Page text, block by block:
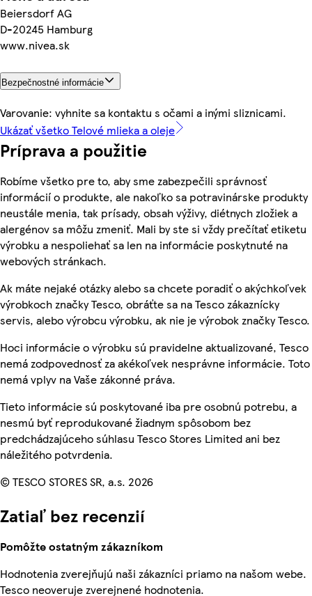
Beiersdorf AG
D-20245 Hamburg
www.nivea.sk
Bezpečnostné informácie
Varovanie: vyhnite sa kontaktu s očami a inými sliznicami.
Ukázať všetko Telové mlieka a oleje
Príprava a použitie
Robíme všetko pre to, aby sme zabezpečili správnosť
informácií o produkte, ale nakoľko sa potravinárske produkty
neustále menia, tak prísady, obsah výživy, diétnych zložiek a
alergénov sa môžu zmeniť. Mali by ste si vždy prečítať etiketu
výrobku a nespoliehať sa len na informácie poskytnuté na
webových stránkach.
Ak máte nejaké otázky alebo sa chcete poradiť o akýchkoľvek
výrobkoch značky Tesco, obráťte sa na Tesco zákaznícky
servis, alebo výrobcu výrobku, ak nie je výrobok značky Tesco.
Hoci informácie o výrobku sú pravidelne aktualizované, Tesco
nemá zodpovednosť za akékoľvek nesprávne informácie. Toto
nemá vplyv na Vaše zákonné práva.
Tieto informácie sú poskytované iba pre osobnú potrebu, a
nesmú byť reprodukované žiadnym spôsobom bez
predchádzajúceho súhlasu Tesco Stores Limited ani bez
náležitého potvrdenia.
© TESCO STORES SR, a.s. 2026
Zatiaľ bez recenzií
Pomôžte ostatným zákazníkom
Hodnotenia zverejňujú naši zákazníci priamo na našom webe.
Tesco neoveruje zverejnené hodnotenia.